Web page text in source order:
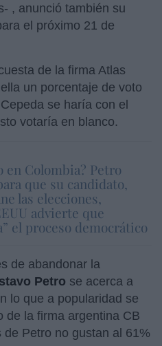
, anunció también su
el próximo 21 de
de la firma Atlas
un porcentaje de voto
se haría con el
votaría en blanco.
en Colombia? Petro
que su candidato,
las elecciones,
advierte que
el proceso democrático
de abandonar la
Petro se acerca a
lo que a popularidad se
de la firma argentina CB
Petro no gustan al 61%